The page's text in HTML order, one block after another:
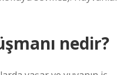
nedir?